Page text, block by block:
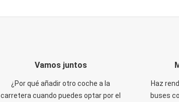
Vamos juntos
¿Por qué añadir otro coche a la
carretera cuando puedes optar por el
Haz
buses